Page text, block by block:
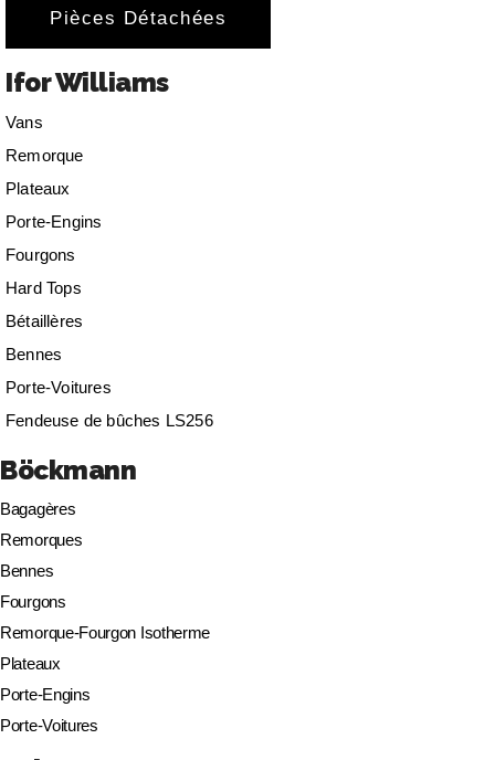
Pièces Détachées
Ifor Williams
Vans
Remorque
Plateaux
Porte-Engins
Fourgons
Hard Tops
Bétaillères
Bennes
Porte-Voitures
Fendeuse de bûches LS256
Böckmann
Bagagères
Remorques
Bennes
Fourgons
Remorque-Fourgon Isotherme
Plateaux
Porte-Engins
Porte-Voitures